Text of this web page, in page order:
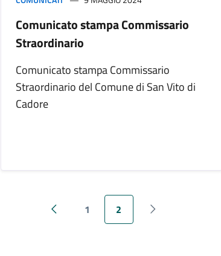
Comunicato stampa Commissario
Straordinario
Comunicato stampa Commissario
Straordinario del Comune di San Vito di
Cadore
Pagina precedente
1 2
Pagina successiva